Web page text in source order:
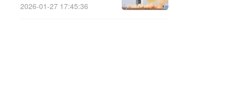
2026-01-27 17:45:36